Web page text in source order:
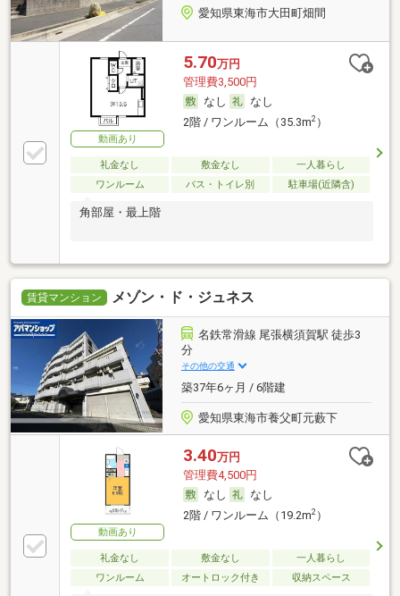
愛知県東海市大田町畑間
動画あり
5.70万円
管理費3,500円
なし
なし
2階 / ワンルーム（35.3m2）
礼金なし 敷金なし
一人暮らし
ワンルーム
バス・トイレ別 駐車場(近隣含)
角部屋・最上階
賃貸マンション メゾン・ド・ジュネス
名鉄常滑線 尾張横須賀駅 徒歩3
分
その他の交通
築37年6ヶ月 / 6階建
愛知県東海市養父町元藪下
動画あり
3.40万円
管理費4,500円
なし
なし
2階 / ワンルーム（19.2m2）
礼金なし 敷金なし
一人暮らし
ワンルーム
オートロック付き 収納スペース